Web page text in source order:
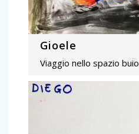
Gioele
Viaggio nello spazio buio